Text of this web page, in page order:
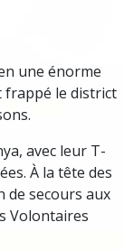
une énorme
frappé le district
avec leur T-
À la tête des
de secours aux
Volontaires